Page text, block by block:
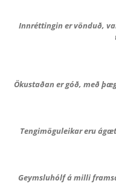
Innréttingin er vönduð,
Ökustaðan er góð, með
Tengimöguleikar eru
Geymsluhólf á milli